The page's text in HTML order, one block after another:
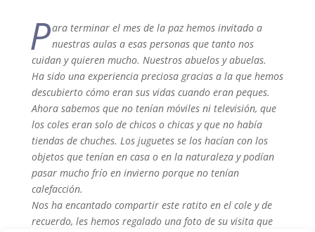
Para terminar el mes de la paz hemos invitado a
nuestras aulas a esas personas que tanto nos
cuidan y quieren mucho. Nuestros abuelos y abuelas.
Ha sido una experiencia preciosa gracias a la que hemos
descubierto cómo eran sus vidas cuando eran peques.
Ahora sabemos que no tenían móviles ni televisión, que
los coles eran solo de chicos o chicas y que no había
tiendas de chuches. Los juguetes se los hacían con los
objetos que tenían en casa o en la naturaleza y podían
pasar mucho frío en invierno porque no tenían
calefacción.
Nos ha encantado compartir este ratito en el cole y de
recuerdo, les hemos regalado una foto de su visita que